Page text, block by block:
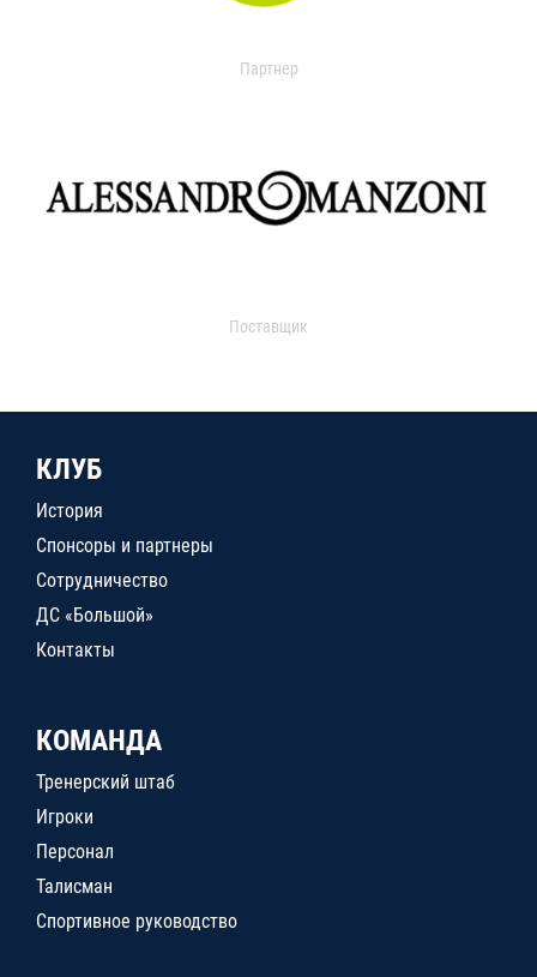
Партнер
Поставщик
КЛУБ
История
Спонсоры и партнеры
Сотрудничество
ДС «Большой»
Контакты
КОМАНДА
Тренерский штаб
Игроки
Персонал
Талисман
Спортивное руководство